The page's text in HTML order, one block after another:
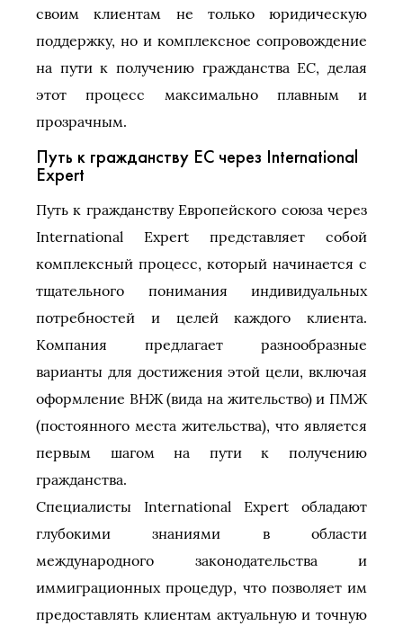
своим клиентам не только юридическую
поддержку, но и комплексное сопровождение
на пути к получению гражданства ЕС, делая
этот процесс максимально плавным и
прозрачным.
Путь к гражданству ЕС через International
Expert
Путь к гражданству Европейского союза через
International Expert представляет собой
комплексный процесс, который начинается с
тщательного понимания индивидуальных
потребностей и целей каждого клиента.
Компания предлагает разнообразные
варианты для достижения этой цели, включая
оформление ВНЖ (вида на жительство) и ПМЖ
(постоянного места жительства), что является
первым шагом на пути к получению
гражданства.
Специалисты International Expert обладают
глубокими знаниями в области
международного законодательства и
иммиграционных процедур, что позволяет им
предоставлять клиентам актуальную и точную